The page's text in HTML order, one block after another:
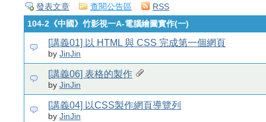
發表文章 查閱公告區
RSS
104-2《中國》竹影視一A-電腦繪圖實作(一)
[講義01] 以 HTML 與 CSS 完成第一個網頁
by JinJin
[講義06] 表格的製作
by JinJin
[講義04] 以CSS製作網頁導覽列
by JinJin